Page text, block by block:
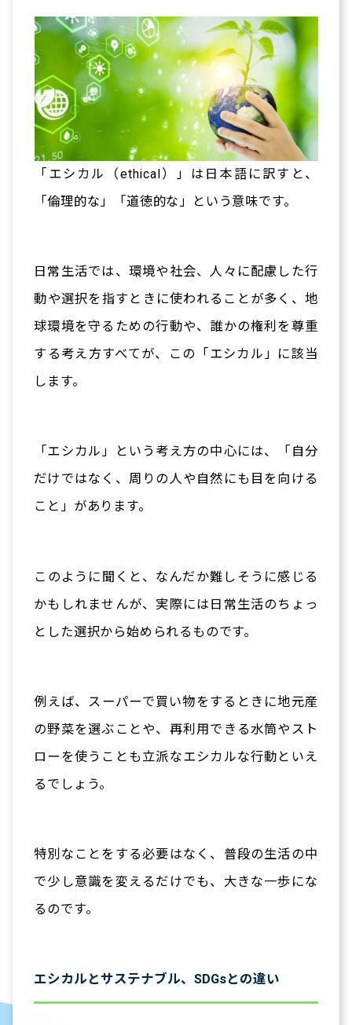
「エシカル（ethical）」は日本語に訳すと、
「倫理的な」「道徳的な」という意味です。
日常生活では、環境や社会、人々に配慮した行
動や選択を指すときに使われることが多く、地
球環境を守るための行動や、誰かの権利を尊重
する考え方すべてが、この「エシカル」に該当
します。
「エシカル」という考え方の中心には、「自分
だけではなく、周りの人や自然にも目を向ける
こと」があります。
このように聞くと、なんだか難しそうに感じる
かもしれませんが、実際には日常生活のちょっ
とした選択から始められるものです。
例えば、スーパーで買い物をするときに地元産
の野菜を選ぶことや、再利用できる水筒やスト
ローを使うことも立派なエシカルな行動といえ
るでしょう。
特別なことをする必要はなく、普段の生活の中
で少し意識を変えるだけでも、大きな一歩にな
るのです。
エシカルとサステナブル、SDGsとの違い